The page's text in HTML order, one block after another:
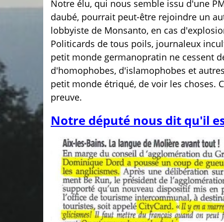
Notre élu, qui nous semble issu d'une
daubé, pourrait peut-être rejoindre un
lobbyiste de Monsanto, en cas
Politicards de tous poils, journaleux
petit monde germanopratin ne cessent
d'homophobes, d'islamophobes et
petit monde étriqué, de voir les choses.
preuve.
Notre député nous dit qu'il